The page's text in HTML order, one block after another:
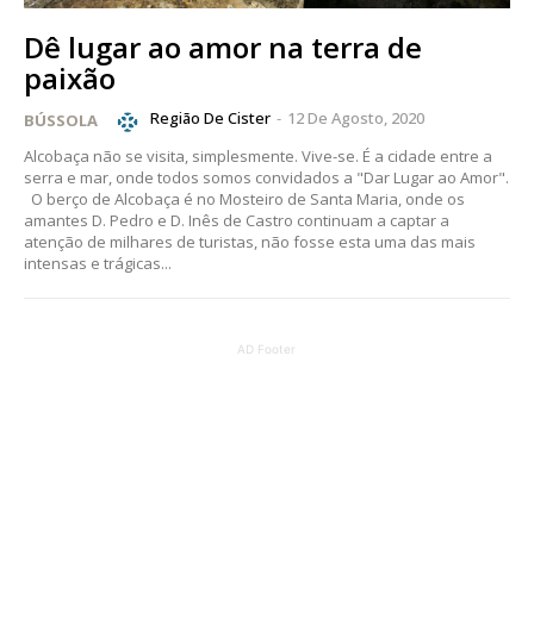
12 meses
Edição em papel entregue à Quinta-feira em sua
casa
Acesso ao conteúdo online
Acesso aos conteúdos Exclusivos para
assinantes
Ofertas para assinatura anual
Dê lugar ao amor na terra de
paixão
BÚSSOLA Região De Cister - 12 De Agosto, 2020
Alcobaça não se visita, simplesmente. Vive-se. É a cidade entre a
serra e mar, onde todos somos convidados a "Dar Lugar ao Amor".
amantes D. Pedro e D. Inês de Castro continuam a captar a
atenção de milhares de turistas, não fosse esta uma das mais
intensas e trágicas...
AD Footer